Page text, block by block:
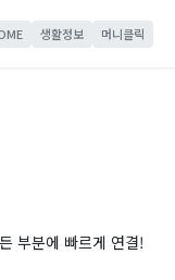
생활정보 머니클릭
부분에 빠르게 연결!